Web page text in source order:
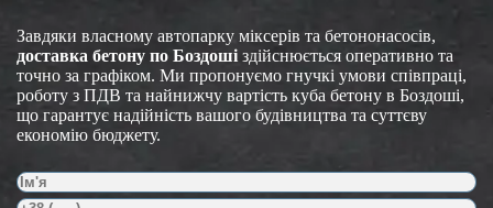
Завдяки власному автопарку міксерів та бетононасосів,
доставка бетону по Боздоші здійснюється оперативно та
точно за графіком. Ми пропонуємо гнучкі умови співпраці,
роботу з ПДВ та найнижчу вартість куба бетону в Боздоші,
що гарантує надійність вашого будівництва та суттєву
економію бюджету.